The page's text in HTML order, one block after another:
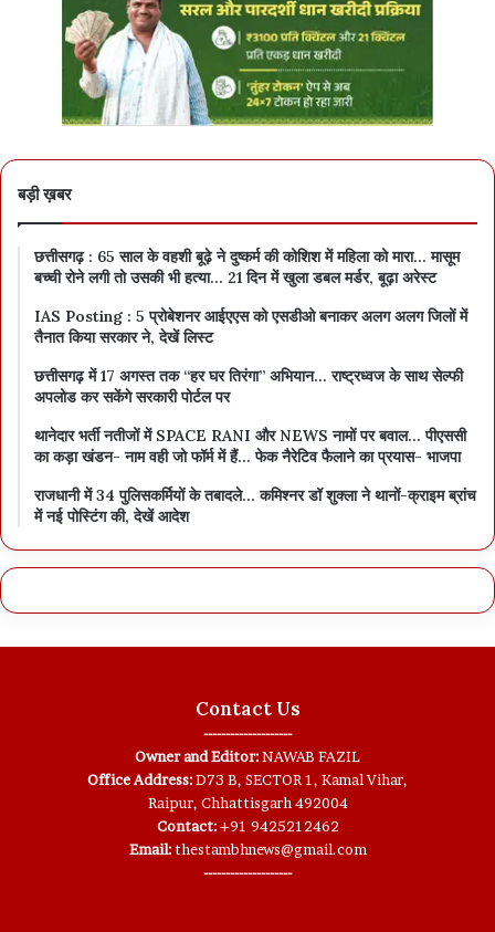
बड़ी ख़बर
छत्तीसगढ़ : 65 साल के वहशी बूढ़े ने दुष्कर्म की कोशिश में महिला को मारा… मासूम
बच्ची रोने लगी तो उसकी भी हत्या… 21 दिन में खुला डबल मर्डर, बूढ़ा अरेस्ट
IAS Posting : 5 प्रोबेशनर आईएएस को एसडीओ बनाकर अलग अलग जिलों में
तैनात किया सरकार ने, देखें लिस्ट
छत्तीसगढ़ में 17 अगस्त तक “हर घर तिरंगा” अभियान… राष्ट्रध्वज के साथ सेल्फी
अपलोड कर सकेंगे सरकारी पोर्टल पर
थानेदार भर्ती नतीजों में SPACE RANI और NEWS नामों पर बवाल… पीएससी
का कड़ा खंडन- नाम वही जो फॉर्म में हैं… फेक नैरेटिव फैलाने का प्रयास- भाजपा
राजधानी में 34 पुलिसकर्मियों के तबादले… कमिश्नर डॉ शुक्ला ने थानों-क्राइम ब्रांच
में नई पोस्टिंग की, देखें आदेश
Contact Us
--------------------
Owner and Editor:NAWAB FAZIL
Office Address:D73 B, SECTOR 1, Kamal Vihar,
Raipur, Chhattisgarh 492004
Contact:+91 9425212462
Email:thestambhnews@gmail.com
--------------------